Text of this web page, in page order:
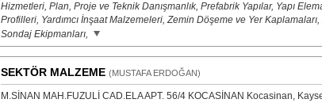
Hizmetleri, Plan, Proje ve Teknik Danışmanlık, Prefabrik Yapılar, Yapı
Profilleri, Yardımcı İnşaat Malzemeleri, Zemin Döşeme ve Yer
Sondaj Ekipmanları,
SEKTÖR MALZEME (MUSTAFA ERDOĞAN)
M.SİNAN MAH.FUZULİ CAD.ELA APT. 56/4 KOCASİNAN Kocasinan,